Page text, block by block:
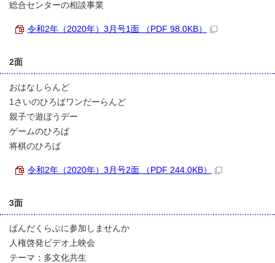
総合センターの相談事業
令和2年（2020年）3月号1面 （PDF 98.0KB）
2面
おはなしらんど
1さいのひろばワンだーらんど
親子で遊ぼうデー
ゲームのひろば
将棋のひろば
令和2年（2020年）3月号2面 （PDF 244.0KB）
3面
ぱんだくらぶに参加しませんか
人権啓発ビデオ上映会
テーマ：多文化共生